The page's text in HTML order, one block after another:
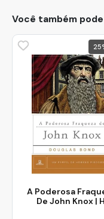
Você também
25
A Poderosa
De John Knox |